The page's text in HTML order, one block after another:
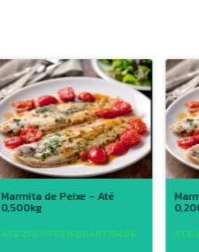
Marmita de Peixe - Até
0,500kg
ATÉ 25% OFF EM QUANTIDADE ATÉ